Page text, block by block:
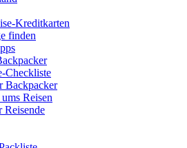
Kreditkarten
finden
Checkliste
Backpacker
Reisen
Reisende